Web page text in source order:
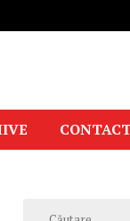
Caută